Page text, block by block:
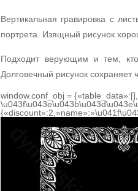
Вертикальная гравировка с
портрета. Изящный рисунок
Подходит верующим и тем,
Долговечный рисунок сохраняет
window.conf_obj =